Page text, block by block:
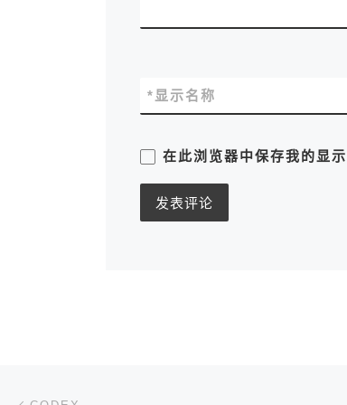
显示名称
*
在此浏览器中保存我的显
文章导航